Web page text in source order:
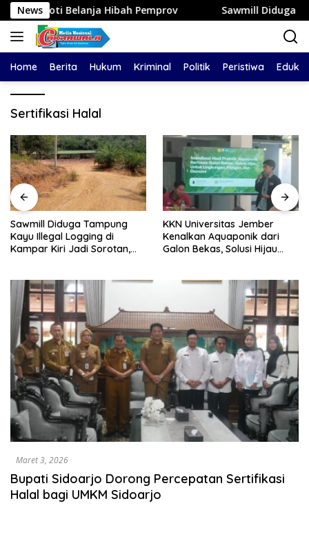
Langsung
ke
konten
NewsHibah Pemprov Sawmill Diduga Tampung
Home Berita Hukum Kriminal Politik Peristiwa
Sertifikasi Halal
Sawmill Diduga Tampung
Kayu Illegal Logging di
Kampar Kiri Jadi Sorotan,
KKN Universitas Jember
Kenalkan Aquaponik dari
Galon Bekas, Solusi Hijau
Maret 3, 2026
Bupati Sidoarjo Dorong Percepatan Sertifikasi
Halal bagi UMKM Sidoarjo